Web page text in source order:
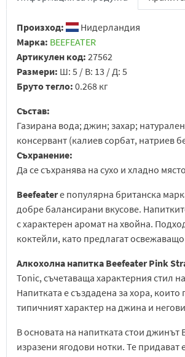
Произход:
Нидерландия
Марка: BEEFEATER
Артикулен код: 27562
Размери: Ш: 5 / В: 13 / Д: 5
Бруто тегло: 0.268 кг
Състав:
Газирана вода; джин; захар;
консервант (калиев сорбат, натриев
Съхранение:
Да се съхранява на сухо и хладно
Beefeaterе популярна британска
добре балансирани вкусове.
с характерен аромат на хвойна.
коктейли, като предлагат
Алкохолна напитка Beefeater Pink
Tonic, съчетаваща характерния стил
Напитката е създадена за хора,
типичният характер на джина и
В основата на напитката стои
изразени ягодови нотки. Те придават